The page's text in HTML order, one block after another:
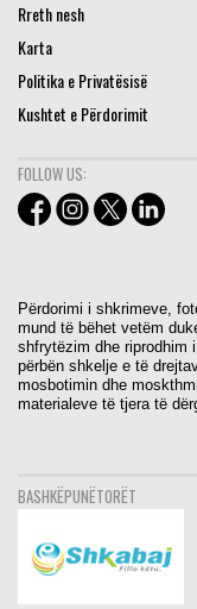
Rreth nesh
Karta
Politika e Privatësisë
Kushtet e Përdorimit
FOLLOW US:
Përdorimi i shkrimeve,
mund të bëhet vetëm
shfrytëzim dhe riprodhim
përbën shkelje e të
mosbotimin dhe
materialeve të tjera të
BASHKËPUNËTORËT